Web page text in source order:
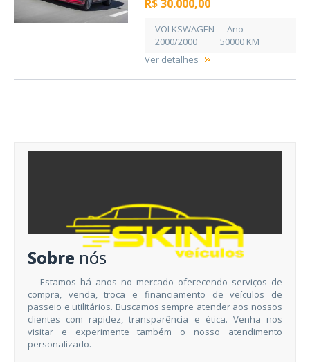
R$ 30.000,00
VOLKSWAGEN
Ano
2000/2000
50000 KM
Ver detalhes
Sobre nós
Estamos há anos no mercado oferecendo serviços de
compra, venda, troca e financiamento de veículos de
passeio e utilitários. Buscamos sempre atender aos nossos
clientes com rapidez, transparência e ética. Venha nos
visitar e experimente também o nosso atendimento
personalizado.